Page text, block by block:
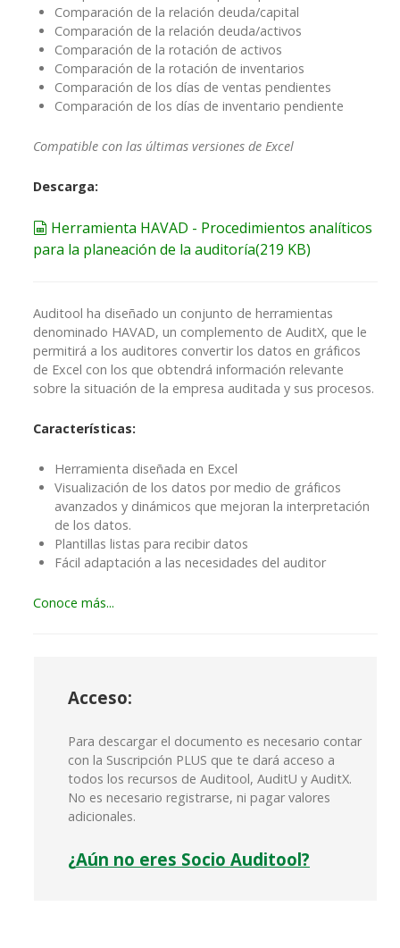
Comparación de la relación deuda/capital
Comparación de la relación deuda/activos
Comparación de la rotación de activos
Comparación de la rotación de inventarios
Comparación de los días de ventas pendientes
Comparación de los días de inventario pendiente
Compatible con las últimas versiones de Excel
Descarga:
spreadsheet
Herramienta HAVAD - Procedimientos analíticos
para la planeación de la auditoría(219 KB)
Auditool ha diseñado un conjunto de herramientas
denominado HAVAD, un complemento de AuditX, que le
permitirá a los auditores convertir los datos en gráficos
de Excel con los que obtendrá información relevante
sobre la situación de la empresa auditada y sus procesos.
Características:
Herramienta diseñada en Excel
Visualización de los datos por medio de gráficos
avanzados y dinámicos que mejoran la interpretación
de los datos.
Plantillas listas para recibir datos
Fácil adaptación a las necesidades del auditor
Conoce más...
Acceso:
Para descargar el documento es necesario contar
con la Suscripción PLUS que te dará acceso a
todos los recursos de Auditool, AuditU y AuditX.
No es necesario registrarse, ni pagar valores
adicionales.
¿Aún no eres Socio Auditool?